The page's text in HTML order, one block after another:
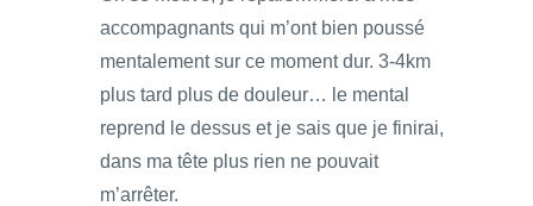
accompagnants qui m’ont bien poussé
mentalement sur ce moment dur. 3-4km
plus tard plus de douleur… le mental
reprend le dessus et je sais que je finirai,
dans ma tête plus rien ne pouvait
m’arrêter.